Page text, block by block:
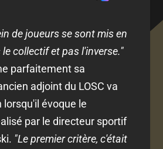
de joueurs se sont mis en
collectif et pas l'inverse."
parfaitement sa
adjoint du LOSC va
lorsqu'il évoque le
par le directeur sportif
"Le premier critère, c'était